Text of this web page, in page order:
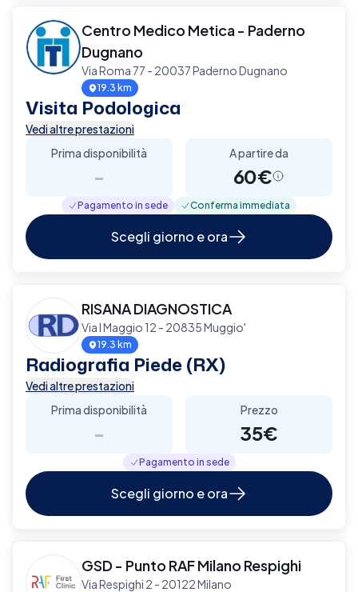
Centro Medico Metica - Paderno
Dugnano
Via Roma 77 - 20037 Paderno Dugnano
19.3 km
Visita Podologica
Vedi altre prestazioni
Prima disponibilità
-
A partire da
60€
Pagamento in sede Conferma immediata
Scegli giorno e ora
RISANA DIAGNOSTICA
Via I Maggio 12 - 20835 Muggio'
19.3 km
Radiografia Piede (RX)
Vedi altre prestazioni
Prima disponibilità
-
Prezzo
35€
Pagamento in sede
Scegli giorno e ora
GSD - Punto RAF Milano Respighi
Via Respighi 2 - 20122 Milano